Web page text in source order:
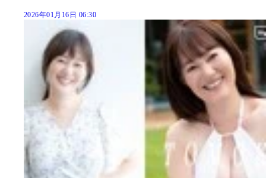
2026年01月16日 06:30